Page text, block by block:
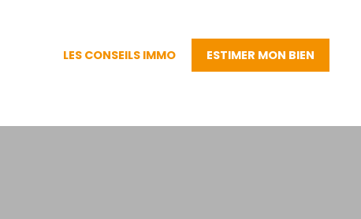
LES CONSEILS IMMO ESTIMER MON BIEN